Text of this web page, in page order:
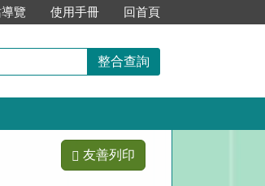
覽 使用手冊 回首頁
整合查詢
友善列印